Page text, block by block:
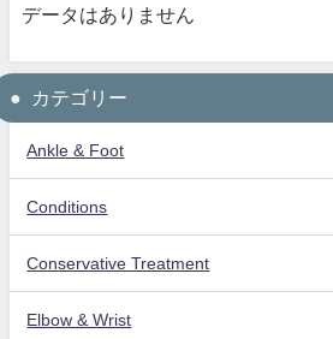
データはありません
カテゴリー
Ankle & Foot
Conditions
Conservative Treatment
Elbow & Wrist